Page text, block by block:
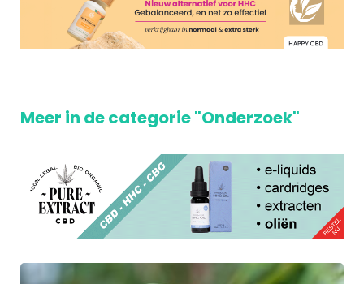
Meer in de categorie "Onderzoek"